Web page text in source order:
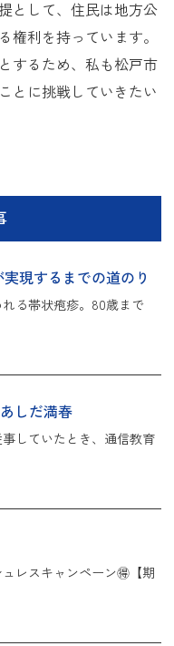
として、住民は地方公
権利を持っています。
するため、私も松戸市
とに挑戦していきたい
現するまでの道のり
る帯状疱疹。80歳まで
しだ満春
していたとき、通信教育
レスキャンペーン🉐【期